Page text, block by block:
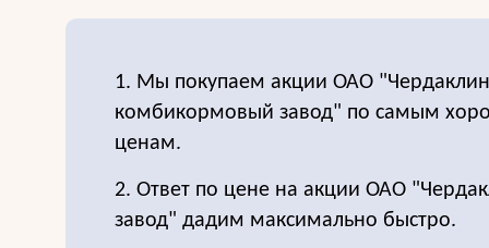
1. Мы покупаем акции ОАО
комбикормовый завод" по самым
ценам.
2. Ответ по цене на акции ОАО
завод" дадим максимально быстро.